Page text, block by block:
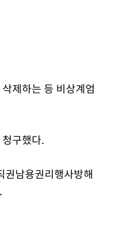
제하는 등 비상계엄
구했다.
권남용권리행사방해